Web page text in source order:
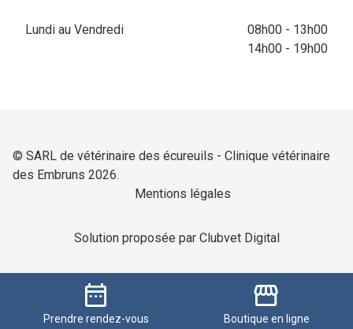
date_range
Prendrerendez-vous
storefront
Boutique en ligne
Lundi au Vendredi
08h00 - 13h00
14h00 - 19h00
© SARL de vétérinaire des écureuils - Clinique vétérinaire
des Embruns 2026.
Mentions légales
Solution proposée par Clubvet Digital